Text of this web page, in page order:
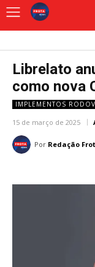
Librelato
como nova
IMPLEMENTOS
15 de março de 2025
Por Redação